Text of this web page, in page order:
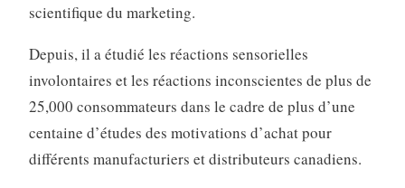
scientifique du marketing.
Depuis, il a étudié les réactions sensorielles
involontaires et les réactions inconscientes de plus de
25,000 consommateurs dans le cadre de plus d’une
centaine d’études des motivations d’achat pour
différents manufacturiers et distributeurs canadiens.